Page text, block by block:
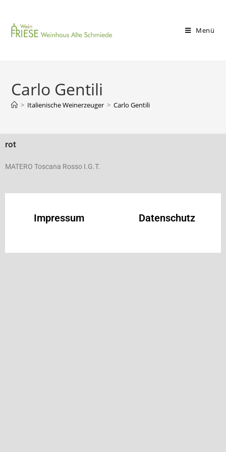
Menü
Carlo Gentili
> Italienische Weinerzeuger > Carlo Gentili
rot
MATERO Toscana Rosso I.G.T.
Impressum Datenschutz